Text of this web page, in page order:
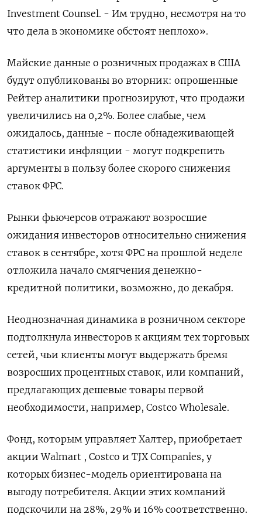
Investment Counsel. - Им трудно, несмотря на то
что дела в экономике обстоят неплохо».
Майские данные о розничных продажах в США
будут опубликованы во вторник: опрошенные
Рейтер аналитики прогнозируют, что продажи
увеличились на 0,2%. Более слабые, чем
ожидалось, данные - после обнадеживающей
статистики инфляции - могут подкрепить
аргументы в пользу более скорого снижения
ставок ФРС.
Рынки фьючерсов отражают возросшие
ожидания инвесторов относительно снижения
ставок в сентябре, хотя ФРС на прошлой неделе
отложила начало смягчения денежно-
кредитной политики, возможно, до декабря.
Неоднозначная динамика в розничном секторе
подтолкнула инвесторов к акциям тех торговых
сетей, чьи клиенты могут выдержать бремя
возросших процентных ставок, или компаний,
предлагающих дешевые товары первой
необходимости, например, Costco Wholesale.
Фонд, которым управляет Халтер, приобретает
акции Walmart , Costco и TJX Companies, у
которых бизнес-модель ориентирована на
выгоду потребителя. Акции этих компаний
подскочили на 28%, 29% и 16% соответственно.